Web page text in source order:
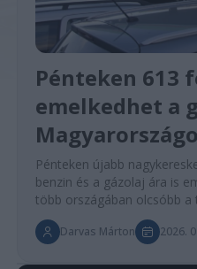
Pénteken 613
emelkedhet a
Pénteken újabb
benzin és a gázolaj ára is
több országában olcsóbb a
Darvas Márton 2026.